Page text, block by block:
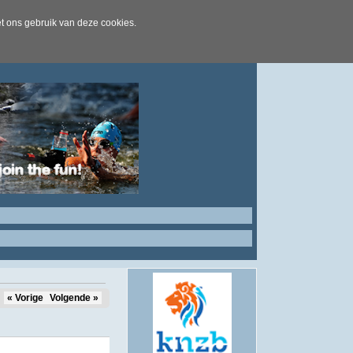
ons gebruik van deze cookies.
« Vorige Volgende »